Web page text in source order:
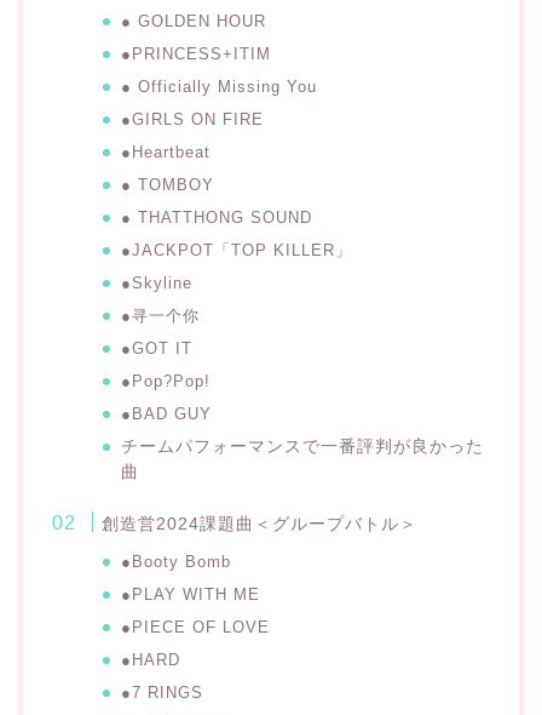
● GOLDEN HOUR
●PRINCESS+ITIM
● Officially Missing You
●GIRLS ON FIRE
●Heartbeat
● TOMBOY
● THATTHONG SOUND
●JACKPOT 「TOP KILLER」
●Skyline
●寻一个你
●GOT IT
●Pop?Pop!
●BAD GUY
チームパフォーマンスで一番評判が良かった
曲
創造営2024課題曲＜グループバトル＞
●Booty Bomb
●PLAY WITH ME
●PIECE OF LOVE
●HARD
●7 RINGS